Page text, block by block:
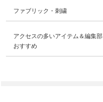
ファブリック・刺繍
アクセスの多いアイテム＆編集部
おすすめ